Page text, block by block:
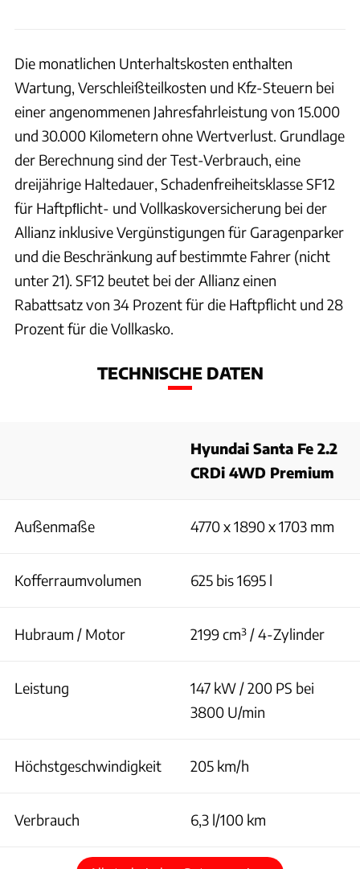
Die monatlichen Unterhaltskosten enthalten
Wartung, Verschleißteilkosten und Kfz-Steuern bei
einer angenommenen Jahresfahrleistung von 15.000
und 30.000 Kilometern ohne Wertverlust. Grundlage
der Berechnung sind der Test-Verbrauch, eine
dreijährige Haltedauer, Schadenfreiheitsklasse SF12
für Haftpﬂicht- und Vollkaskoversicherung bei der
Allianz inklusive Vergünstigungen für Garagenparker
und die Beschränkung auf bestimmte Fahrer (nicht
unter 21). SF12 beutet bei der Allianz einen
Rabattsatz von 34 Prozent für die Haftpflicht und 28
Prozent für die Vollkasko.
TECHNISCHE DATEN
Hyundai Santa Fe 2.2
CRDi 4WD Premium
Außenmaße 4770 x 1890 x 1703 mm
Kofferraumvolumen 625 bis 1695 l
Hubraum / Motor 2199 cm³ / 4-Zylinder
Leistung
147 kW / 200 PS bei
3800 U/min
Höchstgeschwindigkeit 205 km/h
Verbrauch 6,3 l/100 km